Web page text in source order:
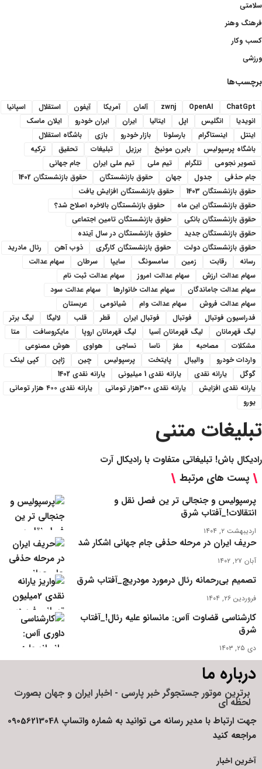
سلامتی
فرهنگ وهنر
کسب وکار
ورزشی
برچسب‌ها
ChatGpt
OpenAI
zwnj آلمان آمریکا آیفون استقلال
اسپانیا
انویدیا
انگلیس اپل ایتالیا ایران ایران خودرو
ایلان ماسک
اینتل
اینستاگرام بارسلونا بازار خودرو بازی
باشگاه استقلال
باشگاه پرسپولیس
بایرن مونیخ برزیل تبلیغات تحقیق
ترکیه
تصویر نجومی
تلگرام تیم ملی تیم ملی ایران
جام جهانی
جام حذفی
جدول جهان حقوق بازنشستگان
حقوق بازنشستگان 1402
حقوق بازنشستگان 1403
حقوق بازنشستگان افزایش یافت
حقوق بازنشستگان این ماه
حقوق بازنشستگان بالاخره اصلاح شد؟
حقوق بازنشستگان بانکی
حقوق بازنشستگان تامین اجتماعی
حقوق بازنشستگان جدید
حقوق بازنشستگان در سال آینده
حقوق بازنشستگان دولت
حقوق بازنشستگان کارگری ذوب آهن
رئال مادرید
رسانه
رقابت زمین سامسونگ سایپا سرطان
سهام عدالت
سهام عدالت ارزش
سهام عدالت امروز
سهام عدالت ثبت نام
سهام عدالت جاماندگان
سهام عدالت خانوارها
سهام عدالت سود
سهام عدالت فروش
سهام عدالت وام شیائومی
عربستان
فدراسیون فوتبال
فوتبال فوتبال ایران قطر قلب لالیگا
لیگ برتر
لیگ قهرمانان
لیگ قهرمانان آسیا لیگ قهرمانان اروپا مایکروسافت
متا
مشکلات
مصاحبه مغز ناسا نساجی هواوی
هوش مصنوعی
واردات خودرو
والیبال پایتخت پرسپولیس چین ژاپن
کپی لینک
گوگل
یارانه نقدی یارانه نقدی 1 میلیونی
یارانه نقدی 1402
یارانه نقدی افزایش
یارانه نقدی ۳۰۰هزار تومانی
یارانه نقدی ۴۰۰ هزار تومانی
یورو
تبلیغات متنی
رادیکال باش! تبلیغاتی متفاوت با رادیکال آرت
پست های مرتبط
پرسپولیس و جنجالی تر ین فصل نقل و
انتقالات!_آفتاب شرق
اردیبهشت ۲, ۱۴۰۴
حریف ایران در مرحله حذفی جام جهانی اشکار شد
آبان ۲۷, ۱۴۰۲
تصمیم بی‌رحمانه رئال درمورد مودریچ_آفتاب شرق
فروردین ۲۶, ۱۴۰۴
کارشناسی قضاوت آاس: مانسانو علیه رئال!_آفتاب
شرق
دی ۲۵, ۱۴۰۳
درباره ما
برترین موتور جستجوگر خبر پارسی - اخبار ایران و جهان بصورت
لحظه ای
جهت ارتباط با مدیر رسانه می توانید به شماره واتساپ 09056213048
مراجعه کنید
آخرین اخبار